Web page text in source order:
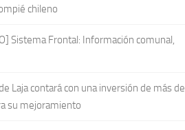
chileno
Sistema Frontal: Información comunal,
Laja contará con una inversión de más de
su mejoramiento